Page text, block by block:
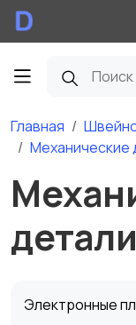
Главная
Механические
детали
Электронные